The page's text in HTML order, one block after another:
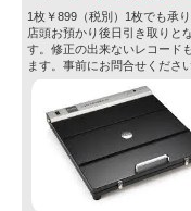
1枚￥899（税別）1枚でも承り
店頭お預かり後日引き取りと
す。修正の出来ないレコード
ます。事前にお問合せください